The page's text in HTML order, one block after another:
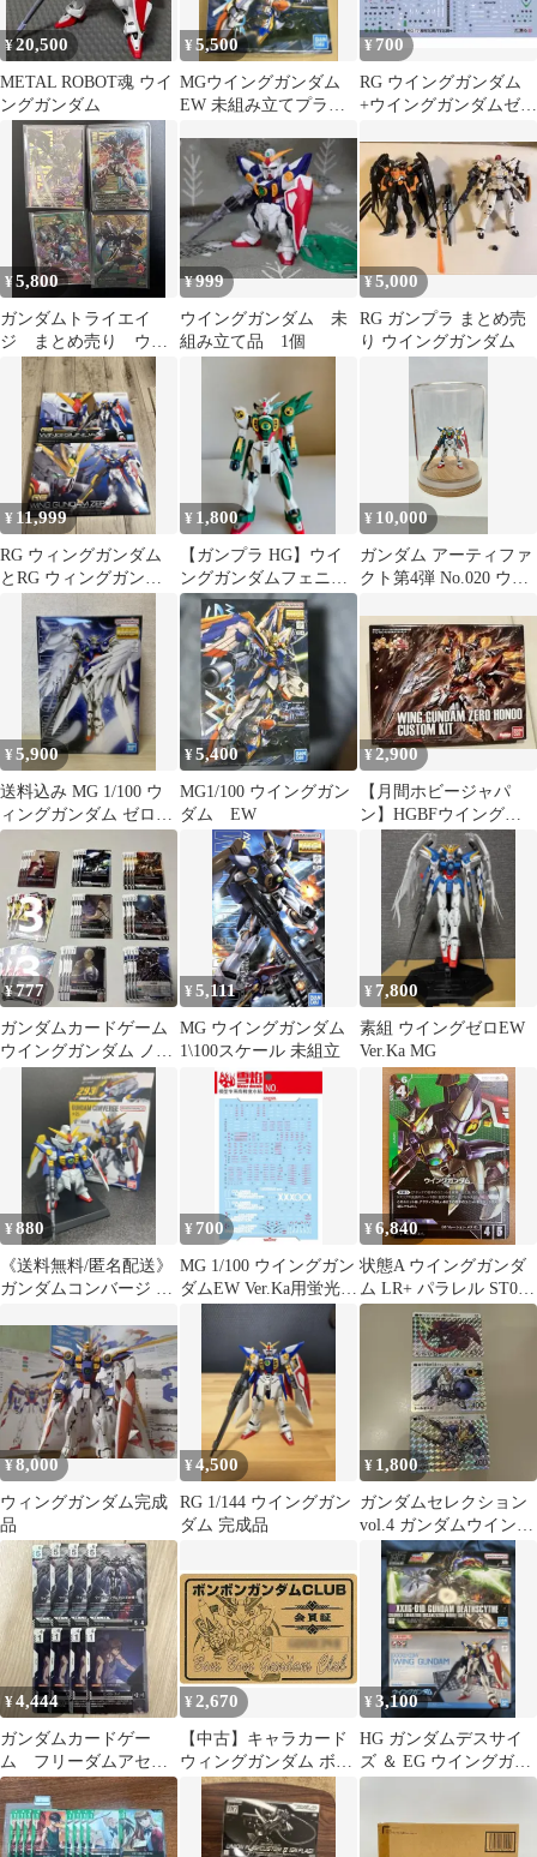
¥20,500
METAL ROBOT魂 ウイ
ングガンダム
¥5,500
MGウイングガンダム
EW 未組み立てプラモ
¥700
RG ウイングガンダム
+ウイングガンダムゼロ
¥5,800
ガンダムトライエイ
ジ まとめ売り ウイ
ングシリーズ
¥999
ウイングガンダム 未
組み立て品 1個
¥5,000
RG ガンプラ まとめ売
り ウイングガンダム
¥ 11,999
RG ウィングガンダム
とRG ウィングガンダ
¥ 1,800
【ガンプラ HG】ウイ
ングガンダムフェニー
チェ 【ジャンク】
¥ 10,000
ガンダム アーティファ
クト第4弾 No.020 ウイ
¥5,900
送料込み MG 1/100 ウ
ィングガンダム ゼロ
エンドレスワルツ版
¥5,400
MG1/100 ウイングガン
ダム EW
¥2,900
【月間ホビージャパ
ン】HGBFウイングガ
ンダムゼロ炎カスタム
キット
¥777
ガンダムカードゲーム
ウイングガンダム ノー
マル 白 9種 各4枚 と3
¥5,111
MG ウイングガンダム
1\100スケール 未組立
¥ 7,800
素組 ウイングゼロEW
Ver.Ka MG
¥880
《送料無料/匿名配送》
ガンダムコンバージ ウ
¥ 700
MG 1/100 ウイングガン
ダムEW Ver.Ka用蛍光水
¥6,840
状態A ウイングガンダ
ム LR+ パラレル ST02-
001 ガンダムカード
¥8,000
ウィングガンダム完成
品
¥4,500
RG 1/144 ウイングガン
ダム 完成品
¥ 1,800
ガンダムセレクション
vol.4 ガンダムウイン
グ トールギスIII
¥4,444
ガンダムカードゲー
ム フリーダムアセン
ション ウイングガン
ダム＆ヒイロ 4枚ずつ
¥ 2,670
【中古】キャラカード
ウィングガンダム ボン
ボンガンダムCLUB 会
員証 「SDガンダム」
¥3,100
HG ガンダムデスサイ
ズ ＆ EG ウイングガン
ダム 2点セット